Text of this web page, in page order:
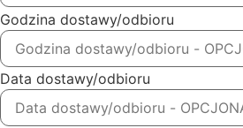
Godzina dostawy/odbioru
Data dostawy/odbioru